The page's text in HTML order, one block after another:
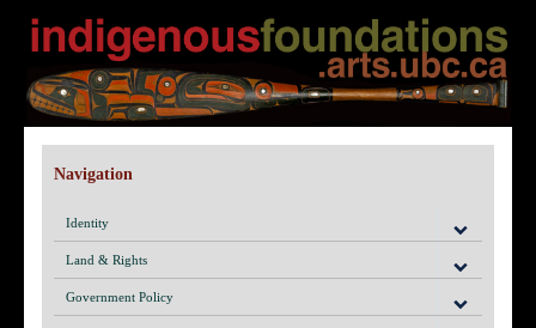
Navigation
Identity
Land & Rights
Government Policy